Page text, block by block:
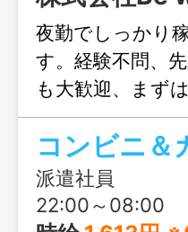
夜勤でしっかり
す。経験不問、
も大歓迎、まず
さい。
派遣社員
22:00～08:00